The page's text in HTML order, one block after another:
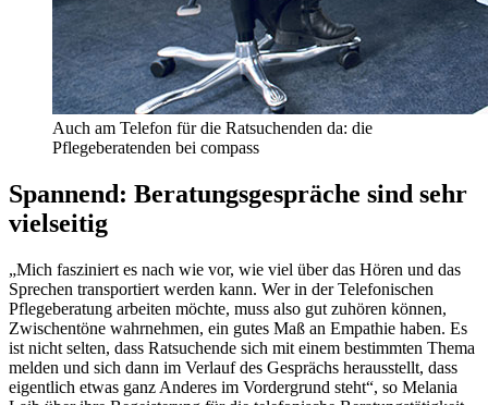
Auch am Telefon für die Ratsuchenden da: die
Pflegeberatenden bei compass
Spannend: Beratungsgespräche sind sehr
vielseitig
„Mich fasziniert es nach wie vor, wie viel über das Hören und das
Sprechen transportiert werden kann. Wer in der Telefonischen
Pflegeberatung arbeiten möchte, muss also gut zuhören können,
Zwischentöne wahrnehmen, ein gutes Maß an Empathie haben. Es
ist nicht selten, dass Ratsuchende sich mit einem bestimmten Thema
melden und sich dann im Verlauf des Gesprächs herausstellt, dass
eigentlich etwas ganz Anderes im Vordergrund steht“, so Melania